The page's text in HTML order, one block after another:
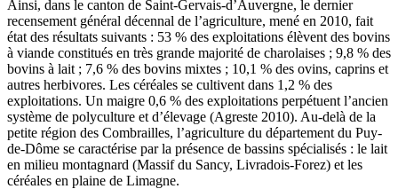
Ainsi, dans le canton de Saint-Gervais-d’Auvergne, le dernier
recensement général décennal de l’agriculture, mené en 2010, fait
état des résultats suivants : 53 % des exploitations élèvent des bovins
à viande constitués en très grande majorité de charolaises ; 9,8 % des
bovins à lait ; 7,6 % des bovins mixtes ; 10,1 % des ovins, caprins et
autres herbivores. Les céréales se cultivent dans 1,2 % des
exploitations. Un maigre 0,6 % des exploitations perpétuent l’ancien
système de polyculture et d’élevage (Agreste 2010). Au-delà de la
petite région des Combrailles, l’agriculture du département du Puy-
de-Dôme se caractérise par la présence de bassins spécialisés : le lait
en milieu montagnard (Massif du Sancy, Livradois-Forez) et les
céréales en plaine de Limagne.